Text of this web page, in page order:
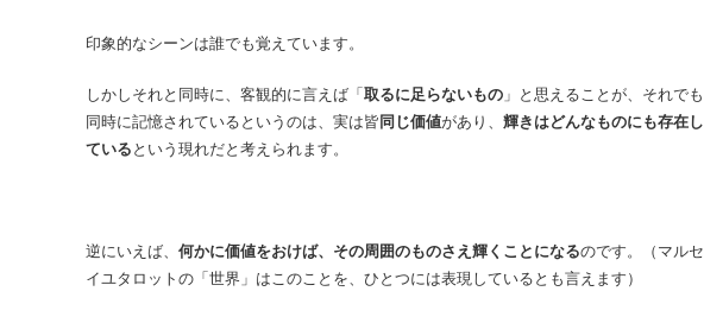
印象的なシーンは誰でも覚えています。
しかしそれと同時に、客観的に言えば「取るに足らないもの 」と思えることが、それでも
同時に記憶されているというのは、実は皆同じ価値があり、 輝きはどんなものにも存在し
ているという現れだと考えられます。
逆にいえば、 何かに価値をおけば、その周囲のものさえ輝くことになるのです。（マルセ
イユタロットの「世界」はこのことを、ひとつには表現しているとも言えます）